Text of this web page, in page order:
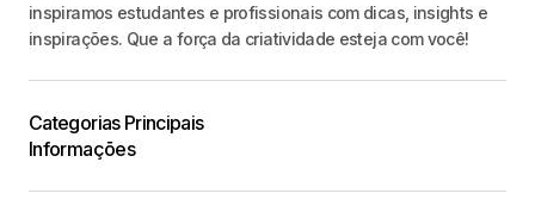
inspiramos estudantes e profissionais com dicas, insights e
inspirações. Que a força da criatividade esteja com você!
Categorias Principais
Informações